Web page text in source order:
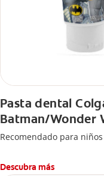
Pasta dental
Batman/Wonder
Recomendado para
Descubra más